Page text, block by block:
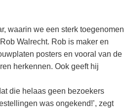
waarin we een sterk toegenomen
Walrecht. Rob is maker en
posters en vooral van de
herkennen. Ook geeft hij
die helaas geen bezoekers
was ongekend!’, zegt